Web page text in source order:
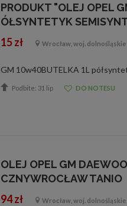
PRODUKT "OLEJ OPEL
ÓŁSYNTETYK
15 zł Wrocław, woj. dolnośląskie
Podbite: 31 lip DO NOTESU
OLEJ OPEL GM
CZNYWROCŁAW TANIO
94 zł Wrocław, woj. dolnośląskie